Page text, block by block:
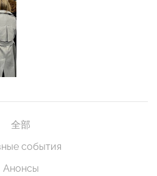
全部
события
Анонсы